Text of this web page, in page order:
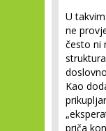
U
ne
često ni
Kao
priča